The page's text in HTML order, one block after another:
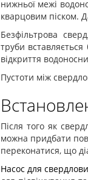
нижньої межі
кварцовим піском.
Безфільтрова
труби
відкриття
Пустоти між
Після того як
можна придбати
переконатися, що
Насос для